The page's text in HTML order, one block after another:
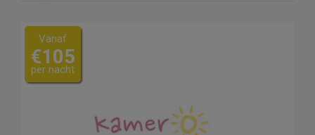
Vanaf
€105
per nacht